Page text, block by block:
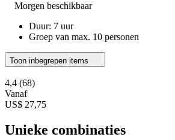
Morgen beschikbaar
Duur: 7 uur
Groep van max. 10 personen
Toon inbegrepen items
4,4 (68)
Vanaf
US$ 27,75
Unieke combinaties